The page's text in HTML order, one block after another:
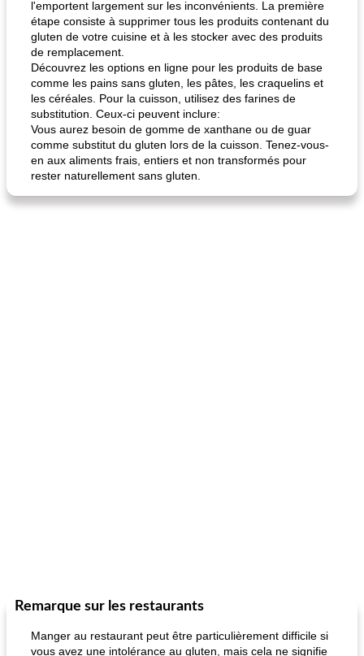
l'emportent largement sur les inconvénients. La première
étape consiste à supprimer tous les produits contenant du
gluten de votre cuisine et à les stocker avec des produits
de remplacement.
Découvrez les options en ligne pour les produits de base
comme les pains sans gluten, les pâtes, les craquelins et
les céréales. Pour la cuisson, utilisez des farines de
substitution. Ceux-ci peuvent inclure:
Vous aurez besoin de gomme de xanthane ou de guar
comme substitut du gluten lors de la cuisson. Tenez-vous-
en aux aliments frais, entiers et non transformés pour
rester naturellement sans gluten.
Remarque sur les restaurants
Manger au restaurant peut être particulièrement difficile si
vous avez une intolérance au gluten, mais cela ne signifie